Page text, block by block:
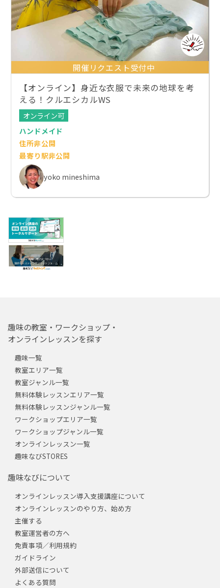
開催リクエスト受付中
【オンライン】身近な衣服で未来の地球を考
える！クルエシカルWS
オンライン可
ハンドメイド
住所非公開
最寄り駅非公開
yoko mineshima
趣味の教室・ワークショップ・
オンラインレッスンを探す
趣味一覧
教室エリア一覧
教室ジャンル一覧
無料体験レッスンエリア一覧
無料体験レッスンジャンル一覧
ワークショップエリア一覧
ワークショップジャンル一覧
オンラインレッスン一覧
趣味なびSTORES
趣味なびについて
オンラインレッスン導入支援講座について
オンラインレッスンのやり方、始め方
主催する
教室運営者の方へ
免責事項／利用規約
ガイドライン
外部送信について
よくある質問